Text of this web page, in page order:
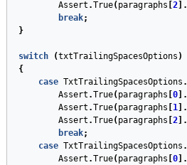
Assert .True( paragraphs 2 ].
break;
}
switch (txtTrailingSpacesOptions )
{
case TxtTrailingSpacesOptions .
Assert .True( paragraphs 0 ].
Assert .True( paragraphs 1 ].
Assert .True( paragraphs 2 ].
break;
case TxtTrailingSpacesOptions .
Assert .True( paragraphs 0 ].